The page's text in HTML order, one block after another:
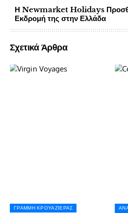
Η Newmarket Holidays
Εκδρομή της στην Ελλάδα
Σχετικά Άρθρα
ΓΡΑΜΜΉ ΚΡΟΥΑΖΙΈΡΑΣ